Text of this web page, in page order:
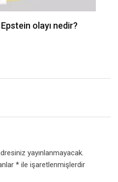
olayı nedir?
yayınlanmayacak.
*ile işaretlenmişlerdir